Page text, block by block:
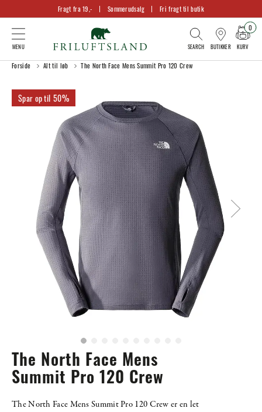
Fragt fra 19,- Sommerudsalg Fri fragt til butik
BUTIKKER KURV
0
Forside Alt til løb The North Face Mens Summit Pro 120 Crew
50%
The North Face Mens
Summit Pro 120 Crew
The North Face Mens Summit Pro 120 Crew er en let